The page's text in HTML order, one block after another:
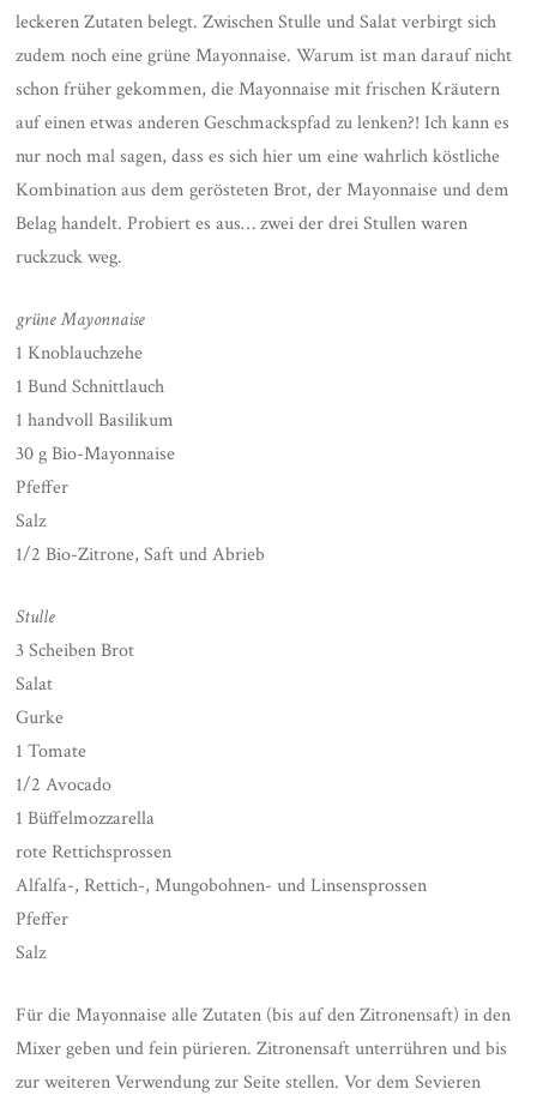
leckeren Zutaten belegt. Zwischen Stulle und Salat verbirgt sich
zudem noch eine grüne Mayonnaise. Warum ist man darauf nicht
schon früher gekommen, die Mayonnaise mit frischen Kräutern
auf einen etwas anderen Geschmackspfad zu lenken?! Ich kann es
nur noch mal sagen, dass es sich hier um eine wahrlich köstliche
Kombination aus dem gerösteten Brot, der Mayonnaise und dem
Belag handelt. Probiert es aus… zwei der drei Stullen waren
ruckzuck weg.
grüne Mayonnaise
1 Knoblauchzehe
1 Bund Schnittlauch
1 handvoll Basilikum
30 g Bio-Mayonnaise
Pfeffer
Salz
1/2 Bio-Zitrone, Saft und Abrieb
Stulle
3 Scheiben Brot
Salat
Gurke
1 Tomate
1/2 Avocado
1 Büffelmozzarella
rote Rettichsprossen
Alfalfa-, Rettich-, Mungobohnen- und Linsensprossen
Pfeffer
Salz
Für die Mayonnaise alle Zutaten (bis auf den Zitronensaft) in den
Mixer geben und fein pürieren. Zitronensaft unterrühren und bis
zur weiteren Verwendung zur Seite stellen. Vor dem Sevieren